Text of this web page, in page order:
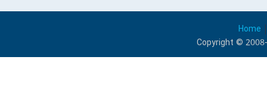
Home
Copyright ©